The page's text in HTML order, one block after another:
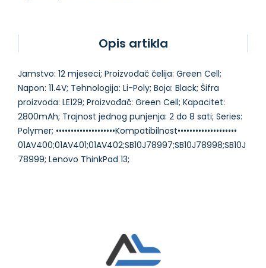
Opis artikla
Jamstvo: 12 mjeseci; Proizvođač čelija: Green Cell;
Napon: 11.4V; Tehnologija: Li-Poly; Boja: Black; Šifra
proizvoda: LE129; Proizvođač: Green Cell; Kapacitet:
2800mAh; Trajnost jednog punjenja: 2 do 8 sati; Series:
Polymer; ••••••••••••••••••••Kompatibilnost••••••••••••••••••••
01AV400;01AV401;01AV402;SB10J78997;SB10J78998;SB10J